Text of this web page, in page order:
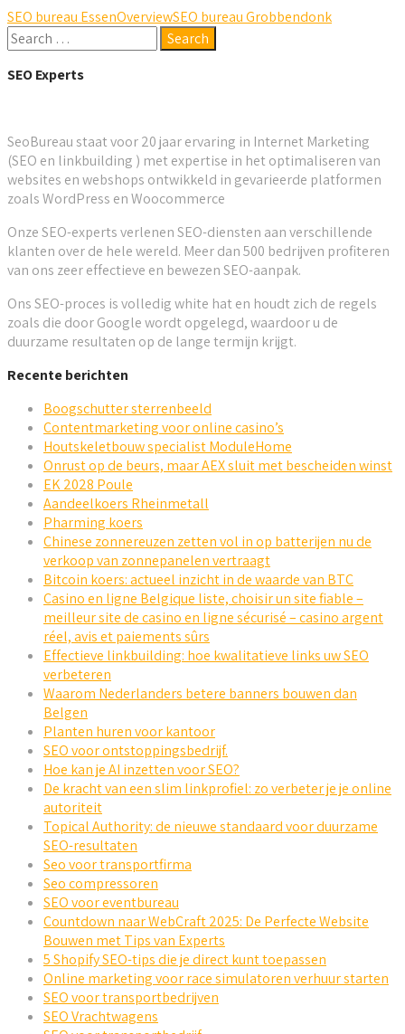
SEO bureau EssenOverviewSEO bureau Grobbendonk
SEO Experts
SeoBureau staat voor 20 jaar ervaring in Internet Marketing
(SEO en linkbuilding ) met expertise in het optimaliseren van
websites en webshops ontwikkeld in gevarieerde platformen
zoals WordPress en Woocommerce
Onze SEO-experts verlenen SEO-diensten aan verschillende
klanten over de hele wereld. Meer dan 500 bedrijven profiteren
van ons zeer effectieve en bewezen SEO-aanpak.
Ons SEO-proces is volledig white hat en houdt zich de regels
zoals die door Google wordt opgelegd, waardoor u de
duurzame resultaten op de lange termijn krijgt.
Recente berichten
Boogschutter sterrenbeeld
Contentmarketing voor online casino’s
Houtskeletbouw specialist ModuleHome
Onrust op de beurs, maar AEX sluit met bescheiden winst
EK 2028 Poule
Aandeelkoers Rheinmetall
Pharming koers
Chinese zonnereuzen zetten vol in op batterijen nu de
verkoop van zonnepanelen vertraagt
Bitcoin koers: actueel inzicht in de waarde van BTC
Casino en ligne Belgique liste, choisir un site fiable –
meilleur site de casino en ligne sécurisé – casino argent
réel, avis et paiements sûrs
Effectieve linkbuilding: hoe kwalitatieve links uw SEO
verbeteren
Waarom Nederlanders betere banners bouwen dan
Belgen
Planten huren voor kantoor
SEO voor ontstoppingsbedrijf.
Hoe kan je AI inzetten voor SEO?
De kracht van een slim linkprofiel: zo verbeter je je online
autoriteit
Topical Authority: de nieuwe standaard voor duurzame
SEO-resultaten
Seo voor transportfirma
Seo compressoren
SEO voor eventbureau
Countdown naar WebCraft 2025: De Perfecte Website
Bouwen met Tips van Experts
5 Shopify SEO-tips die je direct kunt toepassen
Online marketing voor race simulatoren verhuur starten
SEO voor transportbedrijven
SEO Vrachtwagens